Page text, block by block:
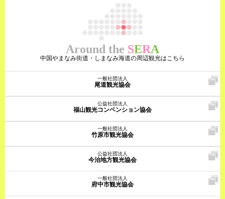
Around the SERA
中国やまなみ街道・しまなみ海道の周辺観光はこちら
一般社団法人
尾道観光協会
公益社団法人
福山観光コンベンション協会
一般社団法人
竹原市観光協会
公益社団法人
今治地方観光協会
一般社団法人
府中市観光協会